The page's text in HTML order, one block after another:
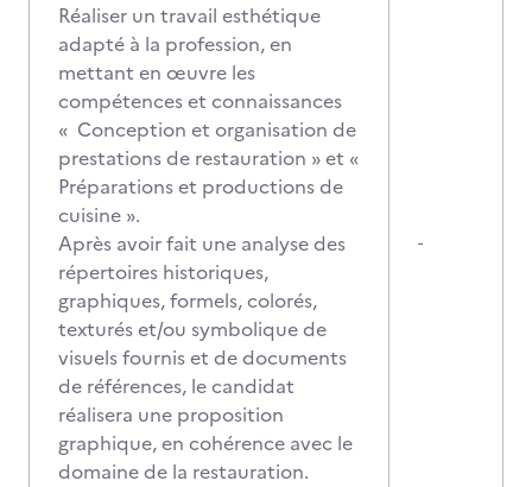
Réaliser un travail esthétique
adapté à la profession, en
mettant en œuvre les
compétences et connaissances
« Conception et organisation de
prestations de restauration » et «
Préparations et productions de
cuisine ».
Après avoir fait une analyse des
répertoires historiques,
graphiques, formels, colorés,
texturés et/ou symbolique de
visuels fournis et de documents
de références, le candidat
réalisera une proposition
graphique, en cohérence avec le
domaine de la restauration.
-